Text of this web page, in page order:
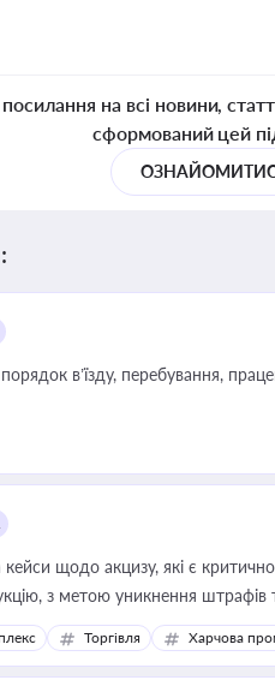
на всі новини,
сформований цей
в’їзду, перебування,
щодо акцизу, які є
з метою уникнення
Торгівля Харчова